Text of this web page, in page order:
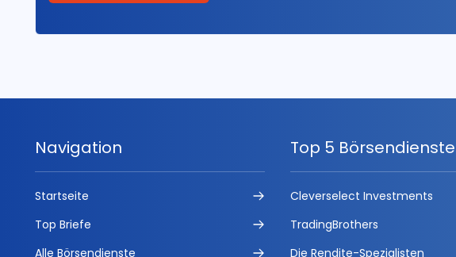
Navigation
Startseite
Top Briefe
Alle Börsendienste
Top 5 Börsendienste
Cleverselect Investments
TradingBrothers
Die Rendite-Spezialisten